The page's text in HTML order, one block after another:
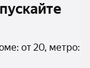
от 20, метро: